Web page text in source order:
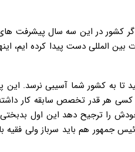
کشور در این سه سال پیشرفت
المللی دست پیدا کرده ایم،
تا به کشور شما آسیبی نرسد. این
کسی هر قدر تخصص سابقه کار
را ترجیح دهد این اول بدبختی
جمهور هم باید سرباز ولی